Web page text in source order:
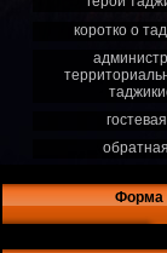
коротко о
Форма